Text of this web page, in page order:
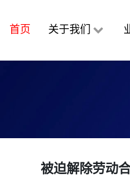
首页 关于我们
被迫解除劳动